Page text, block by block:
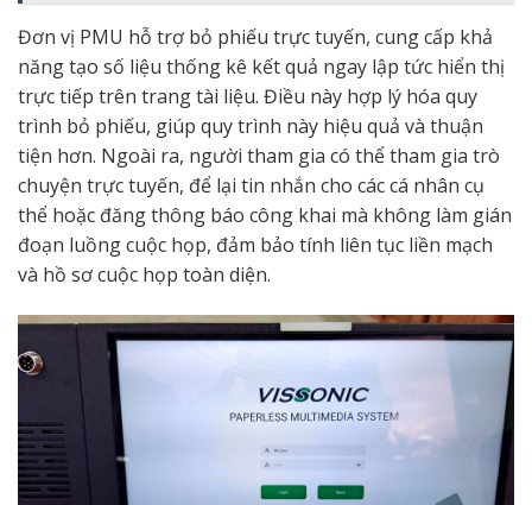
Đơn vị PMU hỗ trợ bỏ phiếu trực tuyến, cung cấp khả
năng tạo số liệu thống kê kết quả ngay lập tức hiển thị
trực tiếp trên trang tài liệu. Điều này hợp lý hóa quy
trình bỏ phiếu, giúp quy trình này hiệu quả và thuận
tiện hơn. Ngoài ra, người tham gia có thể tham gia trò
chuyện trực tuyến, để lại tin nhắn cho các cá nhân cụ
thể hoặc đăng thông báo công khai mà không làm gián
đoạn luồng cuộc họp, đảm bảo tính liên tục liền mạch
và hồ sơ cuộc họp toàn diện.